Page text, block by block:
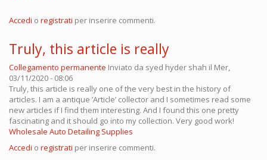
Accedi o registrati per inserire commenti.
Truly, this article is really
Collegamento permanente Inviato da syed hyder shah il Mer,
03/11/2020 - 08:06
Truly, this article is really one of the very best in the history of
articles. I am a antique ’Article’ collector and I sometimes read some
new articles if I find them interesting. And I found this one pretty
fascinating and it should go into my collection. Very good work!
Wholesale Auto Detailing Supplies
Accedi o registrati per inserire commenti.